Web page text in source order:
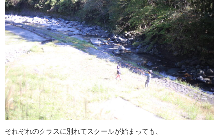
それぞれのクラスに別れてスクールが始まっても、